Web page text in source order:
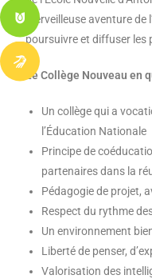
merveilleuse aventure de
poursuivre et diffuser les
Le Collège Nouveau en
Un collège qui a
l’Éducation Nationale
Principe de
partenaires dans la
Pédagogie de projet,
Respect du rythme
Un environnement
Liberté de penser,
Valorisation des